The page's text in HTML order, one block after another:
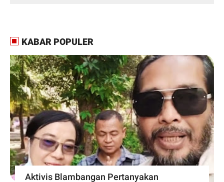
KABAR POPULER
Aktivis Blambangan Pertanyakan